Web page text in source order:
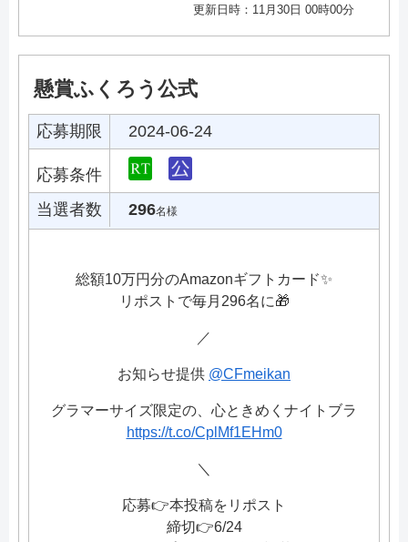
更新日時：11月30日 00時00分
懸賞ふくろう公式
応募期限 2024-06-24
応募条件
当選者数
296名様
総額10万円分のAmazonギフトカード✨
リポストで毎月296名に🎁
／
お知らせ提供 @CFmeikan
グラマーサイズ限定の、心ときめくナイトブラ
https://t.co/CplMf1EHm0
＼
応募👉本投稿をリポスト
締切👉6/24